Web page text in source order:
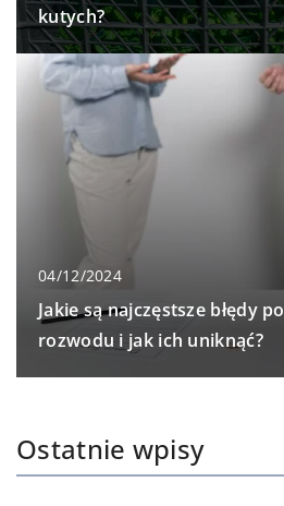
kutych?
04/12/2024
Jakie są najczęstsze błędy
rozwodu i jak ich uniknąć?
Ostatnie wpisy